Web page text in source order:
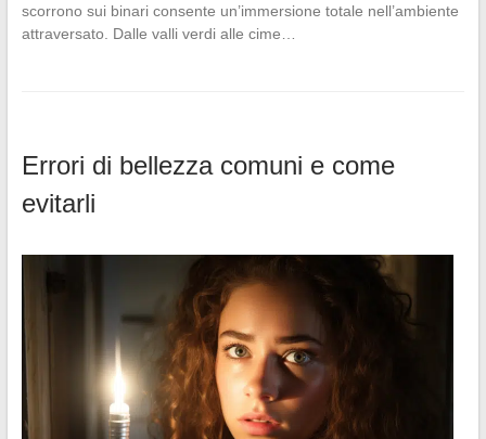
scorrono sui binari consente un’immersione totale nell’ambiente
attraversato. Dalle valli verdi alle cime…
Errori di bellezza comuni e come
evitarli